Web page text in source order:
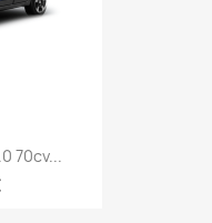
70cv...